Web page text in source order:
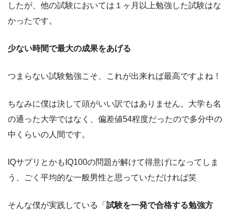
したが、他の試験においては１ヶ月以上勉強した試験はな
かったです。
少ない時間で最大の成果をあげる
つまらない試験勉強こそ、これが出来れば最高ですよね！
ちなみに僕は決して頭がいい訳ではありません。大学も名
の通った大学ではなく、偏差値54程度だったので多分中の
中くらいの人間です。
IQサプリとかもIQ100の問題が解けて得意げになってしま
う、ごく平均的な一般男性と思っていただければ笑
そんな僕が実践している「 試験を一発で合格する勉強方